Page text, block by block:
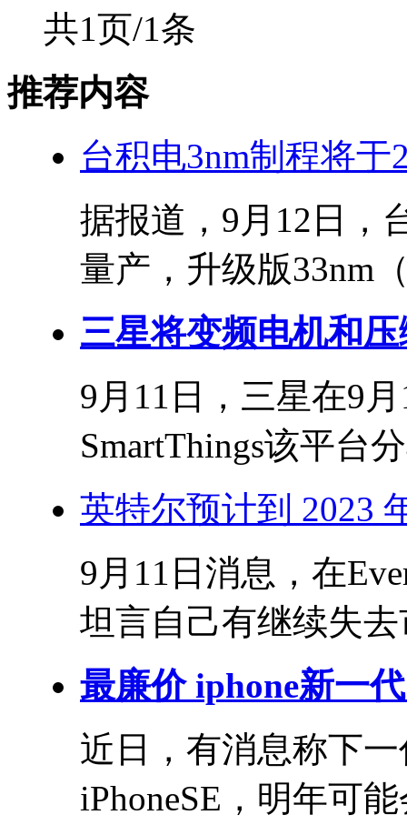
共1页/1条
推荐内容
台积电3nm制程将于
据报道，9月12日，
量产，升级版33nm
三星将变频电机和
9月11日，三星在9
SmartThings该平台
英特尔预计到 2023
9月11日消息，在
坦言自己有继续失
最廉价 iphone新一
近日，有消息称下
iPhoneSE，明年可